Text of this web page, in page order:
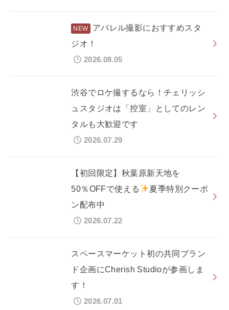
アパレル撮影におすすめスタ
ジオ！
2026.08.05
渋谷でロケ撮するなら！チェリッシ
ュスタジオは「控室」としてのレン
タルも大歓迎です
2026.07.29
【初回限定】秋葉原新天地を
50％OFFで使える
夏季特別クーポ
ン配布中
2026.07.22
スペースマーケット初の共同ブラン
ド企画にCherish Studioが参画しま
す！
2026.07.01